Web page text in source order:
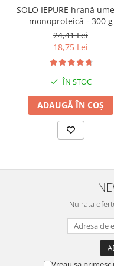
SOLO IEPURE hrană
monoproteică - 300 g
24,41 Lei
18,75 Lei
ÎN STOC
ADAUGĂ ÎN COȘ
Nu rata